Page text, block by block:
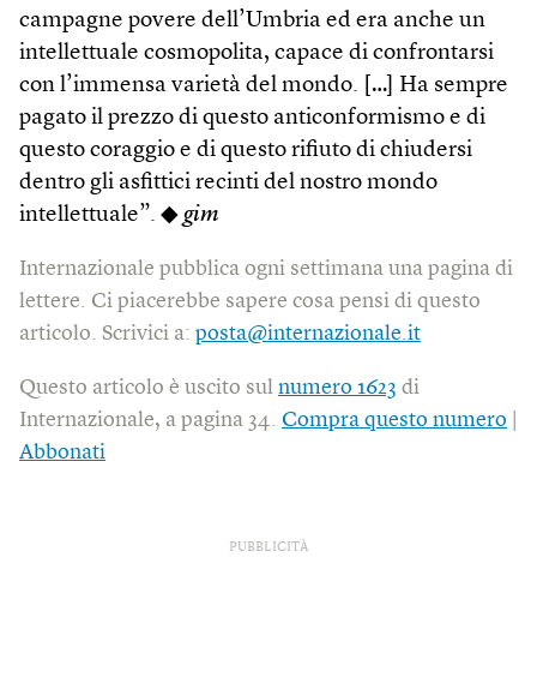
campagne povere dell’Umbria ed era anche un
intellettuale cosmopolita, capace di confrontarsi
con l’immensa varietà del mondo. […] Ha sempre
pagato il prezzo di questo anticonformismo e di
questo coraggio e di questo rifiuto di chiudersi
dentro gli asfittici recinti del nostro mondo
intellettuale”. ◆ gim
Internazionale pubblica ogni settimana una pagina di
lettere. Ci piacerebbe sapere cosa pensi di questo
articolo. Scrivici a: posta@internazionale.it
Questo articolo è uscito sul numero 1623 di
Internazionale, a pagina 34. Compra questo numero
Abbonati
PUBBLICITÀ